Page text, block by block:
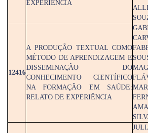
EXPERIÊNCIA
12416
A PRODUÇÃO TEXTUAL COMO
MÉTODO DE APRENDIZAGEM E
DISSEMINAÇÃO DO
CONHECIMENTO CIENTÍFICO
NA FORMAÇÃO EM SAÚDE:
RELATO DE EXPERIÊNCIA